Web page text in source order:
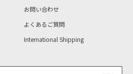
お問い合わせ
よくあるご質問
International Shipping